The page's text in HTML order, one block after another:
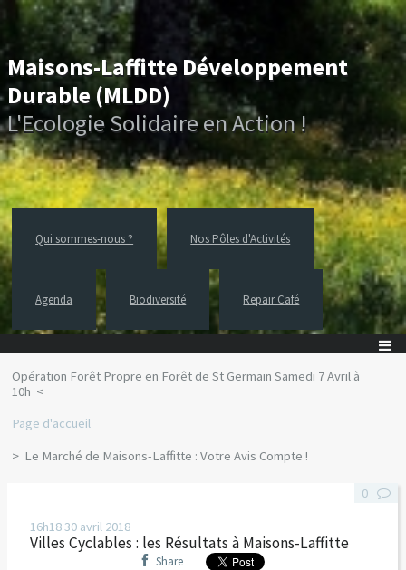
Maisons-Laffitte Développement
Durable (MLDD)
L'Ecologie Solidaire en Action !
Qui sommes-nous ? Nos Pôles d'Activités
Agenda Biodiversité Repair Café
Opération Forêt Propre en Forêt de St Germain Samedi 7 Avril à
10h
Page d'accueil
Le Marché de Maisons-Laffitte : Votre Avis Compte !
16h1830 avril 2018
Villes Cyclables : les Résultats à Maisons-Laffitte
Share
0